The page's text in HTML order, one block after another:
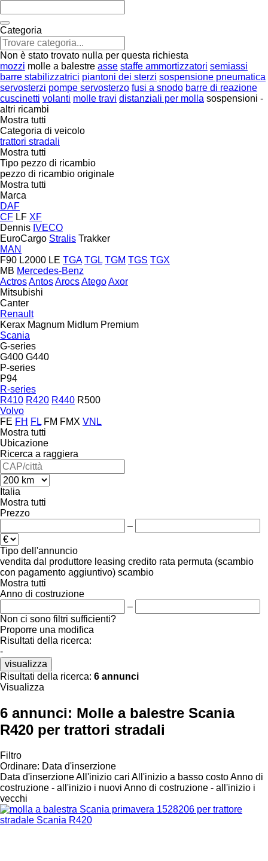
Categoria
Non è stato trovato nulla per questa richiesta
mozzi molle a balestre asse staffe ammortizzatori semiassi
barre stabilizzatrici piantoni dei sterzi sospensione pneumatica
servosterzi pompe servosterzo fusi a snodo barre di reazione
cuscinetti volanti molle travi distanziali per molla sospensioni -
altri ricambi
Mostra tutti
Categoria di veicolo
trattori stradali
Mostra tutti
Tipo pezzo di ricambio
pezzo di ricambio originale
Mostra tutti
Marca
DAF
CF LF XF
Dennis IVECO
EuroCargo Stralis Trakker
MAN
F90 L2000 LE TGA TGL TGM TGS TGX
MB Mercedes-Benz
ActrosAntosArocsAtegoAxor
Mitsubishi
Canter
Renault
Kerax Magnum Midlum Premium
Scania
G-series
G400 G440
P-series
P94
R-series
R410 R420 R440 R500
Volvo
FE FH FL FM FMX VNL
Mostra tutti
Ubicazione
Ricerca a raggiera
Italia
Mostra tutti
Prezzo
–
Tipo dell'annuncio
vendita dal produttore leasing credito rata permuta (scambio
con pagamento aggiuntivo) scambio
Mostra tutti
Anno di costruzione
–
Non ci sono filtri sufficienti?
Proporre una modifica
Risultati della ricerca:
-
visualizza
Risultati della ricerca: 6 annunci
Visualizza
6 annunci: Molle a balestre Scania
R420 per trattori stradali
Filtro
Ordinare: Data d'inserzione
Data d'inserzioneAll'inizio cari All'inizio a basso costoAnno di
costruzione - all'inizio i nuovi Anno di costruzione - all'inizio i
vecchi